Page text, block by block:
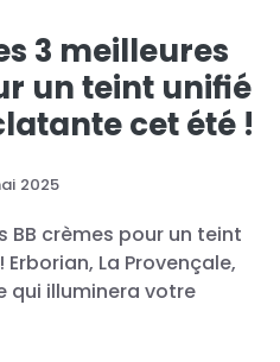
3 meilleures
un teint unifié
cet été !
2025
BB crèmes pour un teint
La Provençale,
qui illuminera votre